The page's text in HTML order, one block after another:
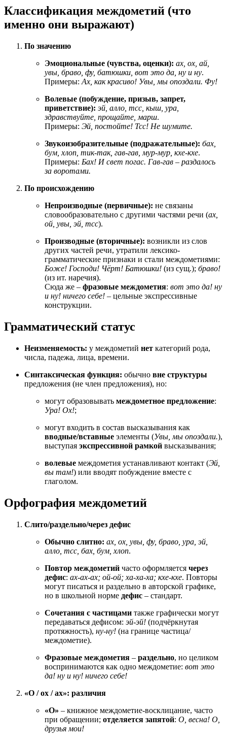
Классификация междометий (что
именно они выражают)
По значению
Эмоциональные (чувства, оценки): ах, ох, ай,
увы, браво, фу, батюшки, вот это да, ну и ну.
Примеры: Ах, как красиво! Увы, мы опоздали. Фу!
Волевые (побуждение, призыв, запрет,
приветствие): эй, алло, тсс, кыш, ура,
здравствуйте, прощайте, марш.
Примеры: Эй, постойте! Тсс! Не шумите.
Звукоизобразительные (подражательные): бах,
бум, хлоп, тик-так, гав-гав, мур-мур, кхе-кхе.
Примеры: Бах! И свет погас. Гав-гав – раздалось
за воротами.
По происхождению
Непроизводные (первичные): не связаны
словообразовательно с другими частями речи (ах,
ой, увы, эй, тсс).
Производные (вторичные): возникли из слов
других частей речи, утратили лексико-
грамматические признаки и стали междометиями:
Боже! Господи! Чёрт! Батюшки! (из сущ.); браво!
(из ит. наречия).
Сюда же – фразовые междометия: вот это да! ну
и ну! ничего себе! – цельные экспрессивные
конструкции.
Грамматический статус
Неизменяемость: у междометий нет категорий рода,
числа, падежа, лица, времени.
Синтаксическая функция: обычно вне структуры
предложения (не член предложения), но:
могут образовывать междометное предложение:
Ура! Ох!;
могут входить в состав высказывания как
вводные/вставные элементы (Увы, мы опоздали.),
выступая экспрессивной рамкой высказывания;
волевые междометия устанавливают контакт (Эй,
вы там!) или вводят побуждение вместе с
глаголом.
Орфография междометий
Слито/раздельно/через дефис
Обычно слитно: ах, ох, увы, фу, браво, ура, эй,
алло, тсс, бах, бум, хлоп.
Повтор междометий часто оформляется через
дефис: ах-ах-ах; ой-ой; ха-ха-ха; кхе-кхе. Повторы
могут писаться и раздельно в авторской графике,
но в школьной норме дефис – стандарт.
Сочетания с частицами также графически могут
передаваться дефисом: эй-эй! (подчёркнутая
протяжность), ну-ну! (на границе частица/
междометие).
Фразовые междометия – раздельно, но целиком
воспринимаются как одно междометие: вот это
да! ну и ну! ничего себе!
«О / ох / ах»: различия
«О» – книжное междометие-восклицание, часто
при обращении; отделяется запятой: О, весна! О,
друзья мои!